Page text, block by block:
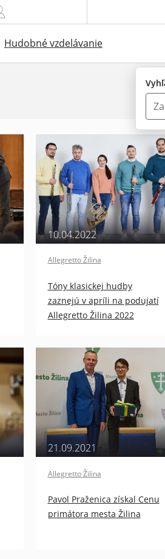
Hudobné vzdelávanie
10.04.2022
Allegretto Žilina
Tóny klasickej hudby
zaznejú v apríli na podujatí
Allegretto Žilina 2022
21.09.2021
Allegretto Žilina
Pavol Praženica získal Cenu
primátora mesta Žilina